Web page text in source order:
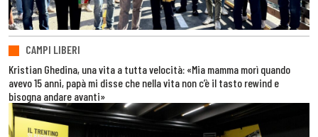
CAMPI LIBERI
Kristian Ghedina, una vita a tutta velocità: «Mia mamma morì quando
avevo 15 anni, papà mi disse che nella vita non c’è il tasto rewind e
bisogna andare avanti»